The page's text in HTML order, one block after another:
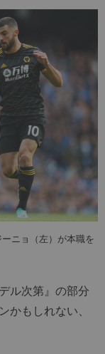
ニョ（左）が本職を
ル次第』の部分
かもしれない、